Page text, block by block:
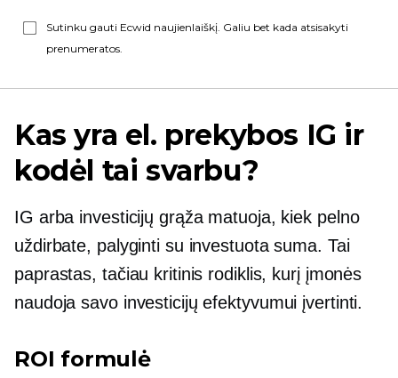
Sutinku gauti Ecwid naujienlaiškį. Galiu bet kada atsisakyti
prenumeratos.
Kas yra el. prekybos IG ir
kodėl tai svarbu?
IG arba investicijų grąža matuoja, kiek pelno
uždirbate, palyginti su investuota suma. Tai
paprastas, tačiau kritinis rodiklis, kurį įmonės
naudoja savo investicijų efektyvumui įvertinti.
ROI formulė